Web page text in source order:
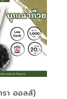
รา ออลส์)